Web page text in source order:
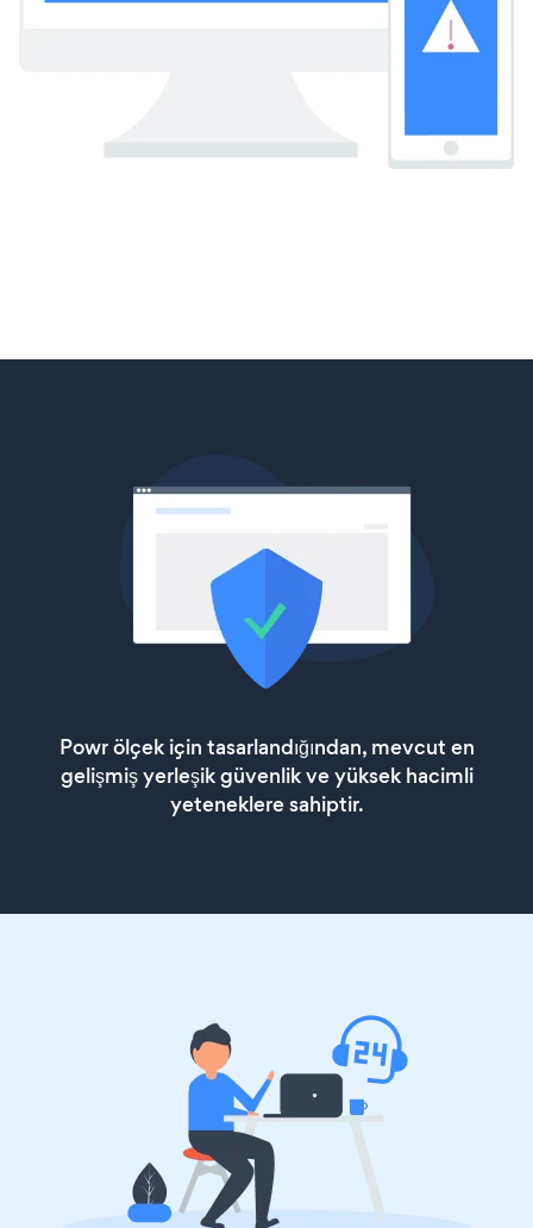
Powr ölçek için tasarlandığından, mevcut en
gelişmiş yerleşik güvenlik ve yüksek hacimli
yeteneklere sahiptir.